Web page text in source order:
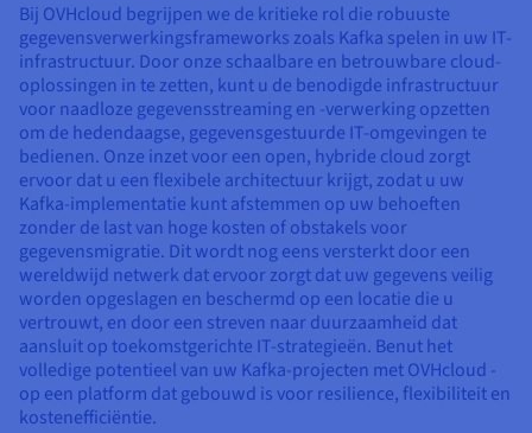
Bij OVHcloud begrijpen we de kritieke rol die robuuste
gegevensverwerkingsframeworks zoals Kafka spelen in uw IT-
infrastructuur. Door onze schaalbare en betrouwbare cloud-
oplossingen in te zetten, kunt u de benodigde infrastructuur
voor naadloze gegevensstreaming en -verwerking opzetten
om de hedendaagse, gegevensgestuurde IT-omgevingen te
bedienen. Onze inzet voor een open, hybride cloud zorgt
ervoor dat u een flexibele architectuur krijgt, zodat u uw
Kafka-implementatie kunt afstemmen op uw behoeften
zonder de last van hoge kosten of obstakels voor
gegevensmigratie. Dit wordt nog eens versterkt door een
wereldwijd netwerk dat ervoor zorgt dat uw gegevens veilig
worden opgeslagen en beschermd op een locatie die u
vertrouwt, en door een streven naar duurzaamheid dat
aansluit op toekomstgerichte IT-strategieën. Benut het
volledige potentieel van uw Kafka-projecten met OVHcloud -
op een platform dat gebouwd is voor resilience, flexibiliteit en
kostenefficiëntie.